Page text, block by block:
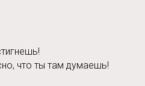
что ты там думаешь!